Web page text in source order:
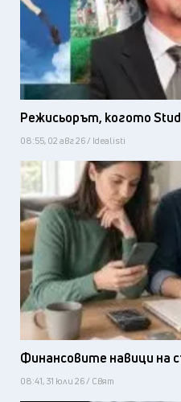
Режисьорът, когото
08:55, 02 авг 26 / Idealisti
Финансовите навици на
08:41, 31 юли 26 / Свят